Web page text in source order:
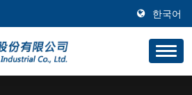
한국어